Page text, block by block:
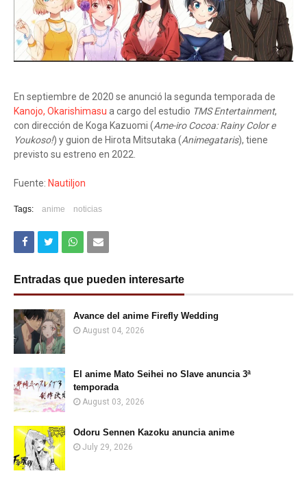
En septiembre de 2020 se anunció la segunda temporada de
Kanojo, Okarishimasu a cargo del estudio TMS Entertainment,
con dirección de Koga Kazuomi (Ame-iro Cocoa: Rainy Color e
Youkoso!) y guion de Hirota Mitsutaka (Animegataris), tiene
previsto su estreno en 2022.
Fuente: Nautiljon
Tags: anime noticias
Entradas que pueden interesarte
Avance del anime Firefly Wedding
August 04, 2026
El anime Mato Seihei no Slave anuncia 3ª
temporada
August 03, 2026
Odoru Sennen Kazoku anuncia anime
July 29, 2026